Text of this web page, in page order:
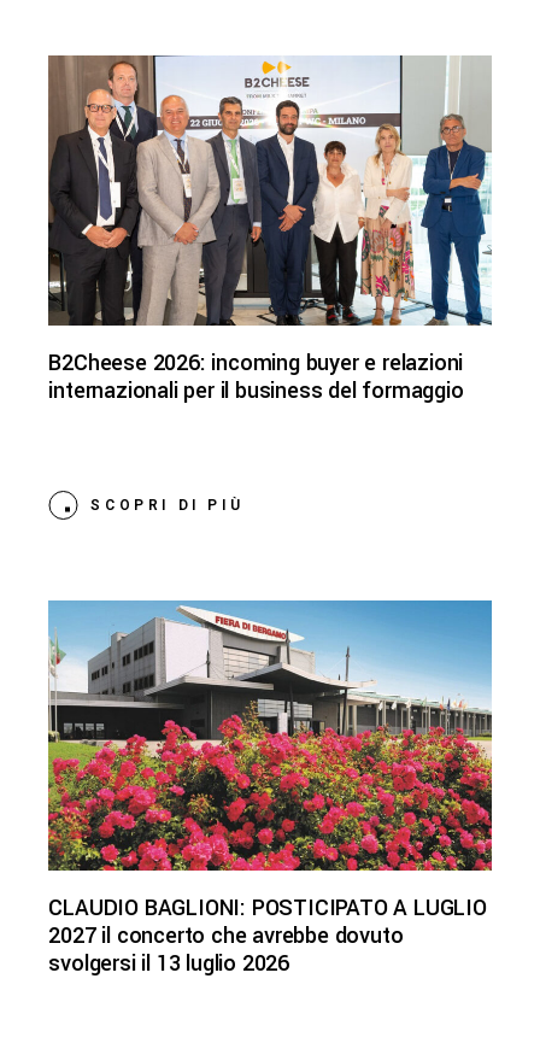
B2Cheese 2026: incoming buyer e relazioni
internazionali per il business del formaggio
SCOPRI DI PIÙ
CLAUDIO BAGLIONI: POSTICIPATO A LUGLIO
2027 il concerto che avrebbe dovuto
svolgersi il 13 luglio 2026